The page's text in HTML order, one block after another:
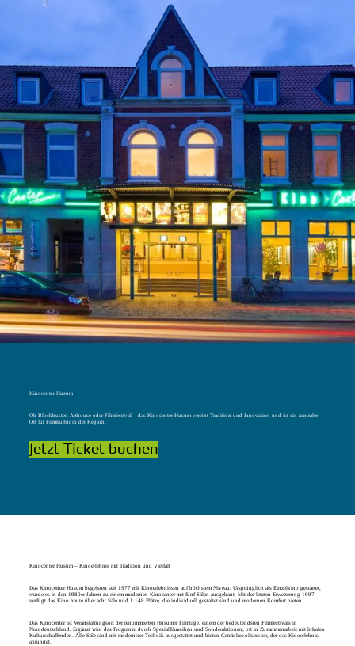
Suchen
Unterkunft suchen
Gäste
Unterkünfte suchen
Kinocenter Husum
Ob Blockbuster, Arthouse oder Filmfestival – das Kinocenter Husum vereint Tradition und Innovation und ist ein zentraler
Ort für Filmkultur in der Region.
Jetzt Ticket buchen
Kinocenter Husum – Kinoerlebnis mit Tradition und Vielfalt
Das Kinocenter Husum begeistert seit 1977 mit Kinoerlebnissen auf höchstem Niveau. Ursprünglich als Einzelkino gestartet,
wurde es in den 1980er Jahren zu einem modernen Kinocenter mit fünf Sälen ausgebaut. Mit der letzten Erweiterung 1997
verfügt das Kino heute über acht Säle und 1.148 Plätze, die individuell gestaltet sind und modernen Komfort bieten.
Das Kinocenter ist Veranstaltungsort der renommierten Husumer Filmtage, einem der bedeutendsten Filmfestivals in
Norddeutschland. Ergänzt wird das Programm durch Spezialfilmreihen und Sonderaktionen, oft in Zusammenarbeit mit lokalen
Kulturschaffenden. Alle Säle sind mit modernster Technik ausgestattet und bieten Getränkevollservice, der das Kinoerlebnis
abrundet.